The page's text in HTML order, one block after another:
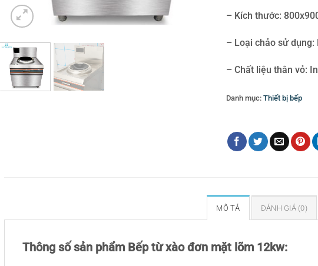
– Kích thước:
– Loại chảo sử dụng:
– Chất liệu thân vỏ:
Danh mục:Thiết bị bếp
MÔ TẢ ĐÁNH GIÁ (0)
Thông số sản phẩm Bếp từ xào đơn mặt lõm 12kw: